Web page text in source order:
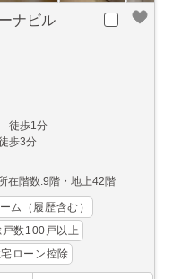
ナビル
徒歩1分
歩3分
在階数:9階・地上42階
ム（履歴含む）
戸数100戸以上
ローン控除